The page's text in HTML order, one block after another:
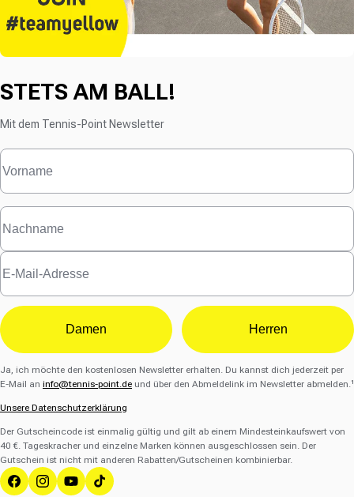
STETS AM BALL!
Mit dem Tennis-Point Newsletter
Damen Herren
Ja, ich möchte den kostenlosen Newsletter erhalten. Du kannst dich jederzeit per
E-Mail an info@tennis-point.de und über den Abmeldelink im Newsletter abmelden.¹
Unsere Datenschutzerklärung
Der Gutscheincode ist einmalig gültig und gilt ab einem Mindesteinkaufswert von
40 €. Tageskracher und einzelne Marken können ausgeschlossen sein. Der
Gutschein ist nicht mit anderen Rabatten/Gutscheinen kombinierbar.
FacebookInstagram
YouTubeTikTok